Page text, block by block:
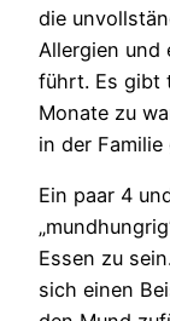
die
Allergien und
führt. Es gibt
Monate zu
in der Familie
Ein paar 4
Essen zu
sich einen